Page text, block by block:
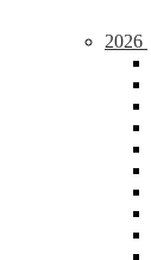
2026